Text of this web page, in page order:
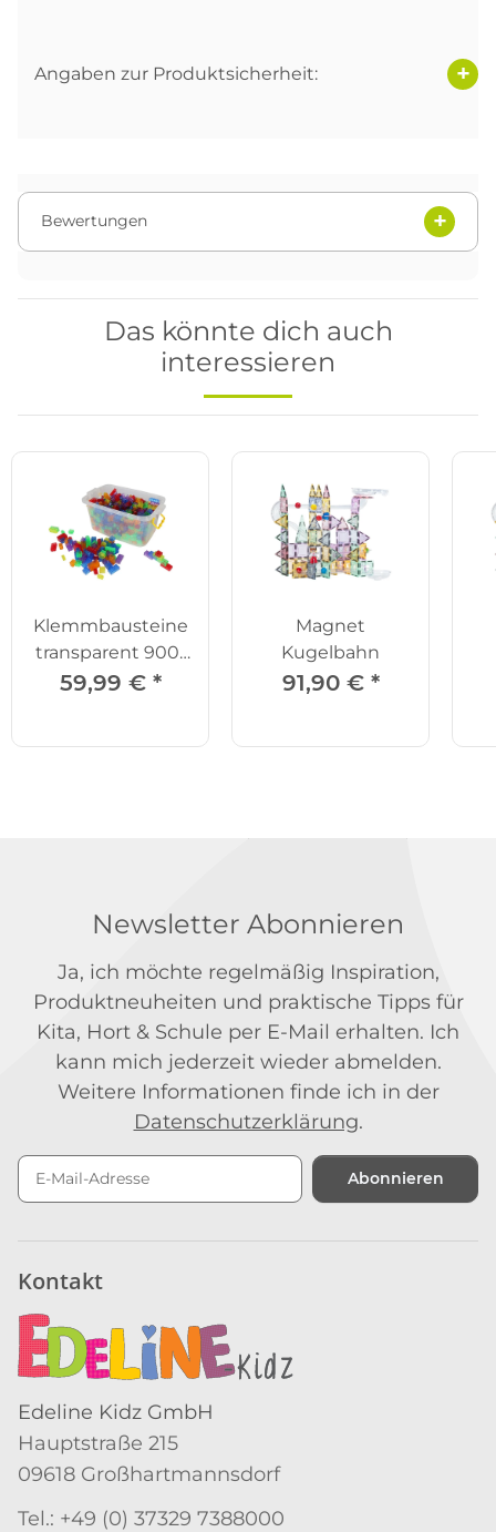
Angaben zur Produktsicherheit:
Bewertungen
Das könnte dich auch
interessieren
Klemmbausteine
transparent 900-
tlg.
59,99 € *
Magnet
Kugelbahn
91,90 € *
Newsletter Abonnieren
Ja, ich möchte regelmäßig Inspiration,
Produktneuheiten und praktische Tipps für
Kita, Hort & Schule per E-Mail erhalten. Ich
kann mich jederzeit wieder abmelden.
Weitere Informationen finde ich in der
Datenschutzerklärung.
Abonnieren
Kontakt
Edeline Kidz GmbH
Hauptstraße 215
09618 Großhartmannsdorf
Tel.: +49 (0) 37329 7388000